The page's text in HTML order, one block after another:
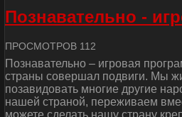
Познавательно -
ПРОСМОТРОВ 112
Познавательно – игровая
страны совершал подвиги. Мы
позавидовать многие другие
нашей страной, переживаем
можете сделать нашу страну